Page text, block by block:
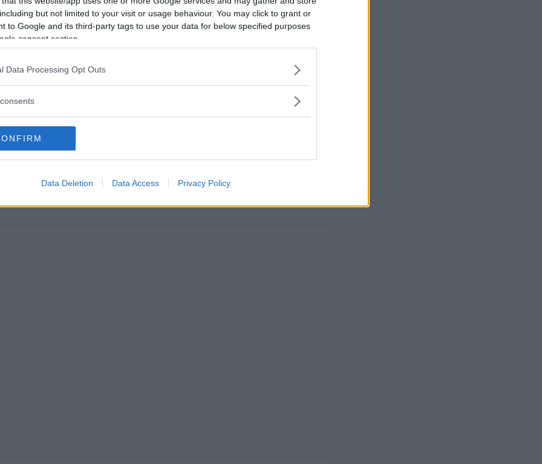
but not limited to your visit or usage behaviour. You may click to grant or
to Google and its third-party tags to use your data for below specified purposes
consent section.
Data Processing Opt Outs
Data Deletion Data Access Privacy Policy
bättre med Volvobilarnas varningar?